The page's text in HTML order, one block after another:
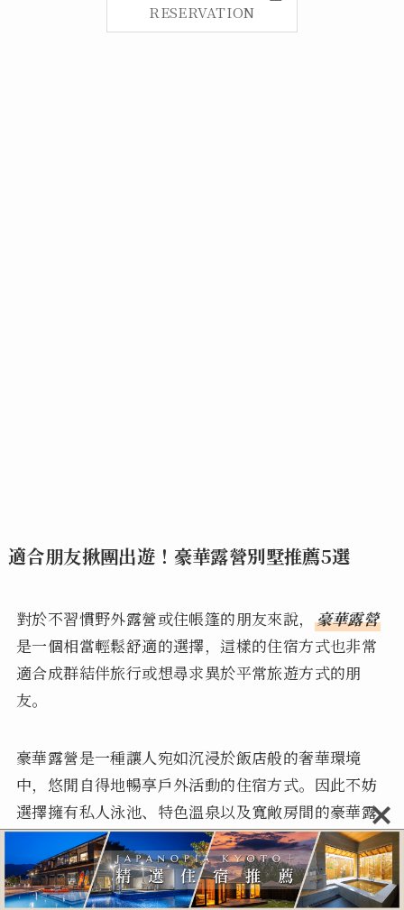
RESERVATION
適合朋友揪團出遊！豪華露營別墅推薦5選
對於不習慣野外露營或住帳篷的朋友來說， 豪華露營
是一個相當輕鬆舒適的選擇，這樣的住宿方式也非常
適合成群結伴旅行或想尋求異於平常旅遊方式的朋
友。
豪華露營是一種讓人宛如沉浸於飯店般的奢華環境
中，悠閒自得地暢享戶外活動的住宿方式。因此不妨
選擇擁有私人泳池、特色溫泉以及寬敞房間的豪華露
營設施，徹底地享受豪華露營的全新境界吧！
接下來，將深入介紹5處適合組團出遊、想要別具一格